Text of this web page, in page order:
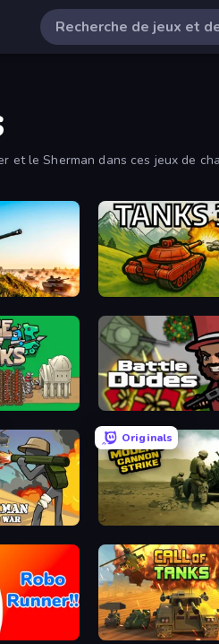
et le Sherman dans ces jeux de
Tanks 3D
TD War BattleDudes.io
Originals
Modern Cannon Strike
Call of Tanks